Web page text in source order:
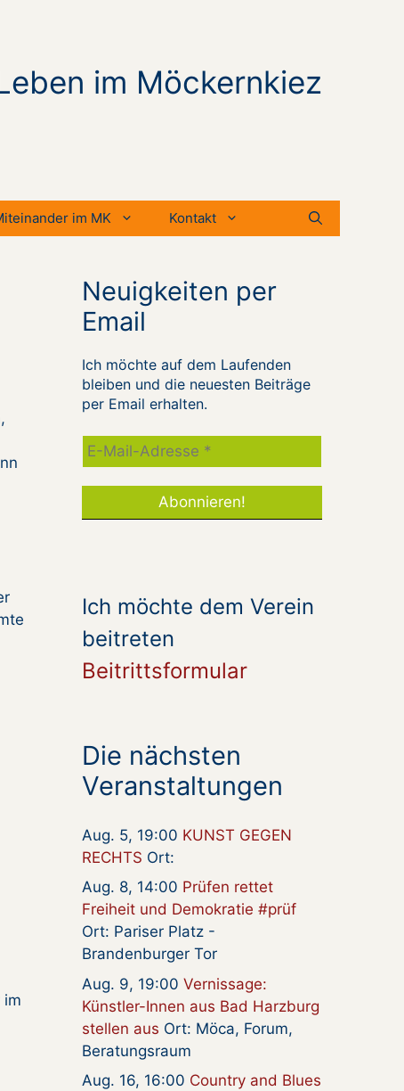
im Möckernkiez
im MK Kontakt
im
Neuigkeiten per
Email
Ich möchte auf dem Laufenden
bleiben und die neuesten Beiträge
per Email erhalten.
Ich möchte dem Verein
beitreten
Beitrittsformular
Die nächsten
Veranstaltungen
Aug. 5, 19:00 KUNST GEGEN
RECHTS Ort:
Aug. 8, 14:00 Prüfen rettet
Freiheit und Demokratie #prüf
Ort: Pariser Platz -
Brandenburger Tor
Aug. 9, 19:00 Vernissage:
Künstler-Innen aus Bad Harzburg
stellen aus Ort: Möca, Forum,
Beratungsraum
Aug. 16, 16:00 Country and Blues